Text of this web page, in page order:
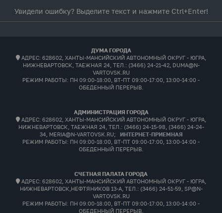
Увидели ошибку? Выделите текст и нажмите Ctrl+Enter!
ДУМА ГОРОДА
АДРЕС: 628602, ХАНТЫ-МАНСИЙСКИЙ АВТОНОМНЫЙ ОКРУГ - ЮГРА,
НИЖНЕВАРТОВСК, ТАЕЖНАЯ 24, ТЕЛ.: (3466) 24-21-42, DUMA@N-
VARTOVSK.RU
РЕЖИМ РАБОТЫ: ПН 09:00-18:00, ВТ-ПТ 09:00-17:00, 13:00-14:00 -
ОБЕДЕННЫЙ ПЕРЕРЫВ.
АДМИНИСТРАЦИЯ ГОРОДА
АДРЕС: 628602, ХАНТЫ-МАНСИЙСКИЙ АВТОНОМНЫЙ ОКРУГ - ЮГРА,
НИЖНЕВАРТОВСК, ТАЕЖНАЯ 24, ТЕЛ.: (3466) 24-15-98, (3466) 24-24-
34, MERIA@N-VARTOVSK.RU;
ИНТЕРНЕТ-ПРИЕМНАЯ
РЕЖИМ РАБОТЫ: ПН 09:00-18:00, ВТ-ПТ 09:00-17:00, 13:00-14:00 -
ОБЕДЕННЫЙ ПЕРЕРЫВ.
СЧЕТНАЯ ПАЛАТА ГОРОДА
АДРЕС: 628602, ХАНТЫ-МАНСИЙСКИЙ АВТОНОМНЫЙ ОКРУГ - ЮГРА,
НИЖНЕВАРТОВСК,НЕФТЯНИКОВ 13-А, ТЕЛ.: (3466) 24-51-59, SP@N-
VARTOVSK.RU
РЕЖИМ РАБОТЫ: ПН 09:00-18:00, ВТ-ПТ 09:00-17:00, 13:00-14:00 -
ОБЕДЕННЫЙ ПЕРЕРЫВ.